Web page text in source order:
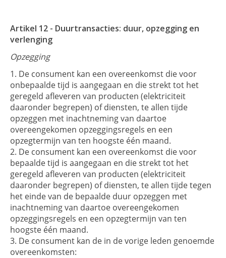
Artikel 12 - Duurtransacties: duur, opzegging en
verlenging
Opzegging
De consument kan een overeenkomst die voor
onbepaalde tijd is aangegaan en die strekt tot het
geregeld afleveren van producten (elektriciteit
daaronder begrepen) of diensten, te allen tijde
opzeggen met inachtneming van daartoe
overeengekomen opzeggingsregels en een
opzegtermijn van ten hoogste één maand.
De consument kan een overeenkomst die voor
bepaalde tijd is aangegaan en die strekt tot het
geregeld afleveren van producten (elektriciteit
daaronder begrepen) of diensten, te allen tijde tegen
het einde van de bepaalde duur opzeggen met
inachtneming van daartoe overeengekomen
opzeggingsregels en een opzegtermijn van ten
hoogste één maand.
De consument kan de in de vorige leden genoemde
overeenkomsten: